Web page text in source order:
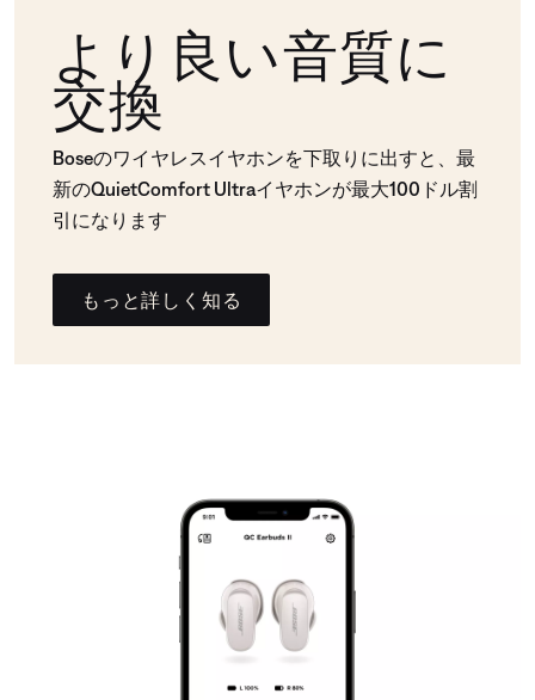
より良い音質に
交換
Boseのワイヤレスイヤホンを下取りに出すと、最
新のQuietComfort Ultraイヤホンが最大100ドル割
引になります
もっと詳しく知る